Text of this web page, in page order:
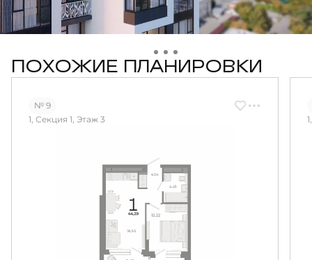
ПОХОЖИЕ ПЛАНИРОВКИ
№ 9
1, Секция 1, Этаж 3